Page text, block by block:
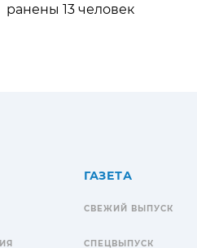
ранены 13 человек
ГАЗЕТА
СВЕЖИЙ ВЫПУСК
СПЕЦВЫПУСК